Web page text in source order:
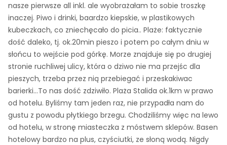
nasze pierwsze all inkl. ale wyobrażałam to sobie troszkę
inaczej. Piwo i drinki, baardzo kiepskie, w plastikowych
kubeczkach, co zniechęcało do picia.. Plaże: faktycznie
dość daleko, tj. ok.20min pieszo i potem po całym dniu w
słońcu to wejście pod górkę. Morze znajduje się po drugiej
stronie ruchliwej ulicy, która o dziwo nie ma przejśc dla
pieszych, trzeba przez nią przebiegać i przeskakiwac
barierki...To nas dość zdziwiło. Plaża Stalida ok.1km w prawo
od hotelu. Byliśmy tam jeden raz, nie przypadła nam do
gustu z powodu płytkiego brzegu. Chodziliśmy więc na lewo
od hotelu, w stronę miasteczka z móstwem sklepów. Basen
hotelowy bardzo na plus, czyściutki, ze słoną wodą. Nigdy